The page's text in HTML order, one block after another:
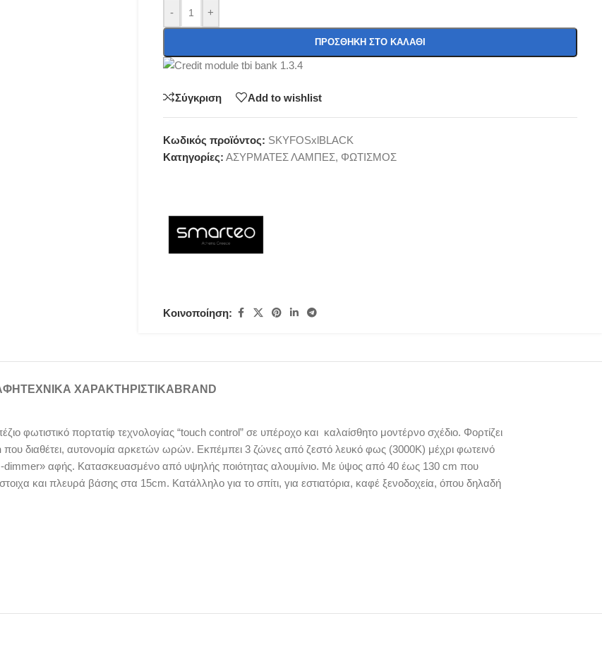
- +
ΠΡΟΣΘΉΚΗ ΣΤΟ ΚΑΛΆΘΙ
Σύγκριση Add to wishlist
Κωδικός προϊόντος: SKYFOSxlBLACK
Κατηγορίες: ΑΣΥΡΜΑΤΕΣ ΛΑΜΠΕΣ, ΦΩΤΙΣΜΟΣ
Κοινοποίηση:
ΤΕΧΝΙΚΑ ΧΑΡΑΚΤΗΡΙΣΤΙΚΑ BRAND
φωτιστικό πορτατίφ τεχνολογίας “touch control” σε υπέροχο και καλαίσθητο μοντέρνο σχέδιο. Φορτίζει
που διαθέτει, αυτονομία αρκετών ωρών. Εκπέμπει 3 ζώνες από ζεστό λευκό φως (3000K) μέχρι φωτεινό
-dimmer» αφής. Κατασκευασμένο από υψηλής ποιότητας αλουμίνιο. Με ύψος από 40 έως 130 cm που
και πλευρά βάσης στα 15cm. Κατάλληλο για το σπίτι, για εστιατόρια, καφέ ξενοδοχεία, όπου δηλαδή